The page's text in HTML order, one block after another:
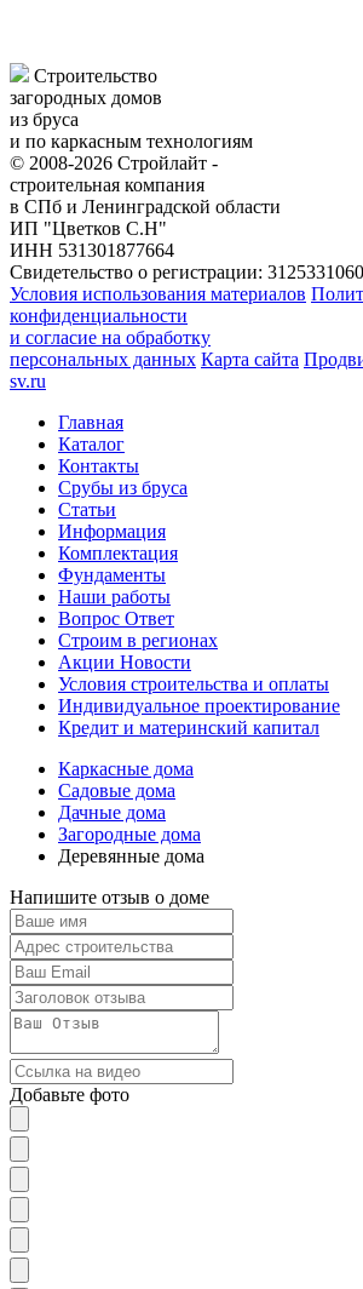
Строительство
загородных домов
из бруса
и по каркасным технологиям
© 2008-2026 Стройлайт -
строительная компания
в СПб и Ленинградской области
ИП "Цветков С.Н"
ИНН 531301877664
Свидетельство о регистрации:
Условия использования материалов
конфиденциальности
и согласие на обработку
персональных данных Карта сайта
sv.ru
Главная
Каталог
Контакты
Срубы из бруса
Статьи
Информация
Комплектация
Фундаменты
Наши работы
Вопрос Ответ
Строим в регионах
Акции Новости
Условия строительства и оплаты
Индивидуальное проектирование
Кредит и материнский капитал
Каркасные дома
Садовые дома
Дачные дома
Загородные дома
Деревянные дома
Напишите отзыв о доме
Добавьте фото